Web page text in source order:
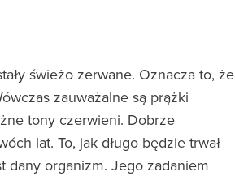
świeżo zerwane. Oznacza to, że
zauważalne są prążki
tony czerwieni. Dobrze
lat. To, jak długo będzie trwał
dany organizm. Jego zadaniem